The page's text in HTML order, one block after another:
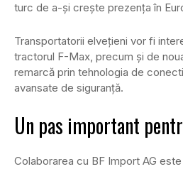
turc de a-și crește prezența în
Transportatorii elvețieni vor fi
tractorul F-Max, precum și de
remarcă prin tehnologia de
avansate de siguranță.
Un pas important
Colaborarea cu BF Import AG